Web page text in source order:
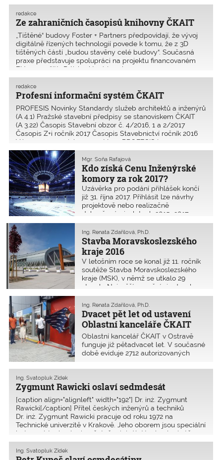
Ze zahraničních časopisů knihovny ČKAIT
redakce
„Tištěné“ budovy Foster + Partners předpovídají, že vývoj
digitálně řízených technologií povede k tomu, že z 3D
tištěných částí „budou stavěny celé budovy“. Současná
praxe představuje spolupráci na projektu financovaném
EU na využití 3D tisku, který je scho
Profesní informační systém ČKAIT
redakce
PROFESIS Novinky Standardy služeb architektů a inženýrů
(A 4.1) Pražské stavební předpisy se stanoviskem ČKAIT
(A 3.22) Časopis Stavební obzor č. 4/2016, 1 a 2/2017
Časopis Z+i ročník 2017 Časopis Stavebnictví ročník 2016
Významnou novinkou v systému PROFESIS je
Kdo získá Cenu Inženýrské
komory za rok 2017?
Mgr. Soňa Rafajová
Uzávěrka pro podání přihlášek končí
již 31. října 2017. Přihlásit lze návrhy
projektově nebo realizačně
dokončenými v letech 2015–2017.
Stavba Moravskoslezského
kraje 2016
Ing. Renata Zdařilová, Ph.D.
V letošním roce se konal již 11. ročník
soutěže Stavba Moravskoslezského
kraje (MSK), v němž se utkalo 29
staveb. Nejvyšší ocenění si odnesla
atletická hala v Ostravě. Více
www.stavbamsk.cz
Dvacet pět let od ustavení
Oblastní kanceláře ČKAIT
v Ostravě
Ing. Renata Zdařilová, Ph.D.
Oblastní kancelář ČKAIT v Ostravě
funguje již pětadvacet let. V současné
době eviduje 2712 autorizovaných
Na počátku založení Oblastní
členové ostravské oblastní pobočky
Zygmunt Rawicki oslaví sedmdesát
Ing. Svatopluk Zídek
[caption align="alignleft" width="192"] Dr. inż. Zygmunt
Rawicki[/caption] Přítel českých inženýrů a techniků
Dr. inż. Zygmunt Rawicki pracuje od roku 1972 na
Technické univerzitě v Krakově. Jeho oborem jsou speciální
betonové technologie, včetně originální technologie tě
Ing. Svatopluk Zídek